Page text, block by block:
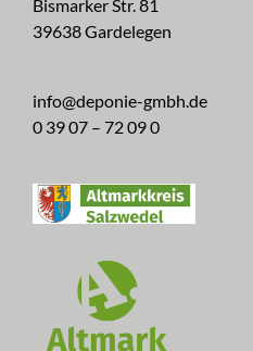
Bismarker Str. 81
39638 Gardelegen
info@deponie-gmbh.de
0 39 07 – 72 09 0